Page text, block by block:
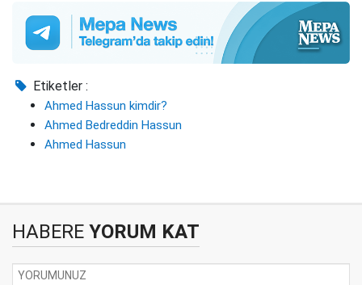
Etiketler :
Ahmed Hassun kimdir?
Ahmed Bedreddin Hassun
Ahmed Hassun
HABERE YORUM KAT